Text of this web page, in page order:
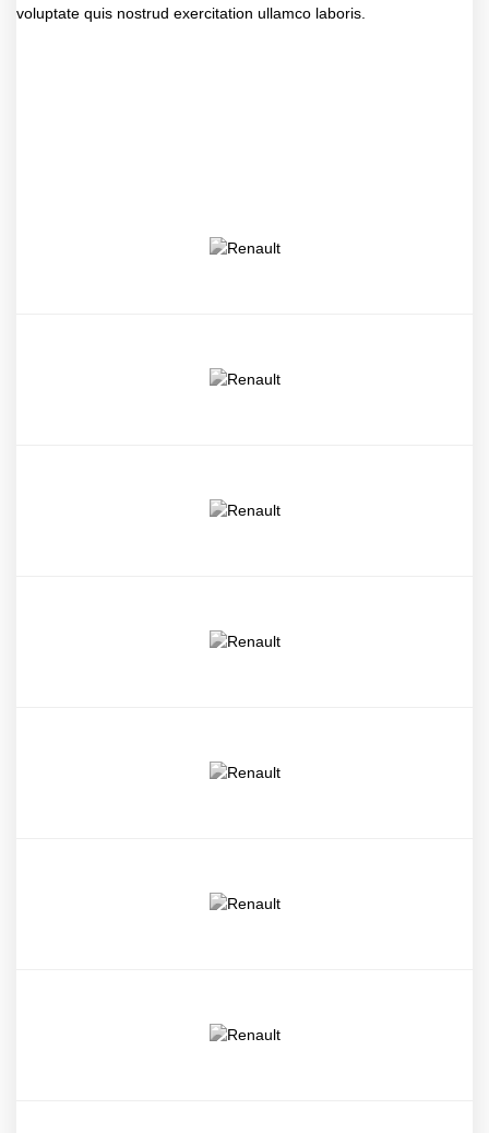
voluptate quis nostrud exercitation ullamco laboris.